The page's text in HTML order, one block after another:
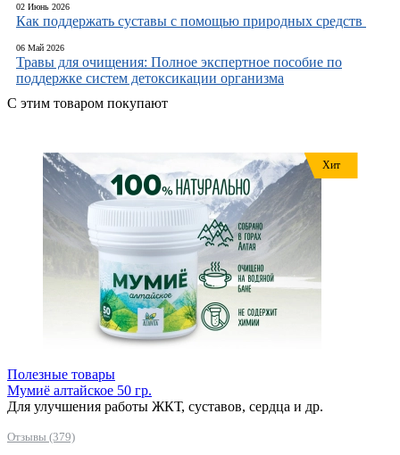
02 Июнь 2026
Как поддержать суставы с помощью природных средств
06 Май 2026
Травы для очищения: Полное экспертное пособие по
поддержке систем детоксикации организма
С этим товаром покупают
Хит
Полезные товары
Мумиё алтайское 50 гр.
Для улучшения работы ЖКТ, суставов, сердца и др.
Отзывы (379)